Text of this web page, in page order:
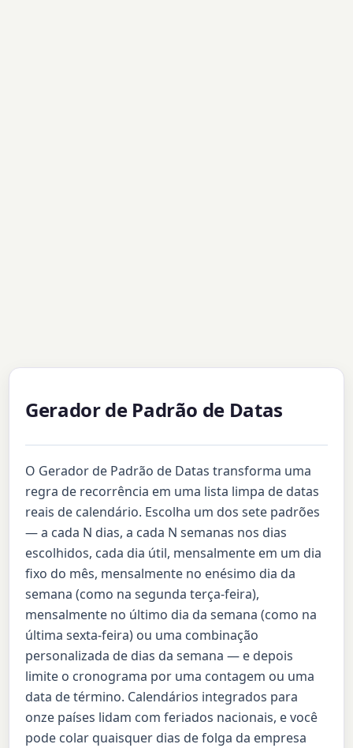
Gerador de Padrão de Datas
O Gerador de Padrão de Datas transforma uma
regra de recorrência em uma lista limpa de datas
reais de calendário. Escolha um dos sete padrões
— a cada N dias, a cada N semanas nos dias
escolhidos, cada dia útil, mensalmente em um dia
fixo do mês, mensalmente no enésimo dia da
semana (como na segunda terça-feira),
mensalmente no último dia da semana (como na
última sexta-feira) ou uma combinação
personalizada de dias da semana — e depois
limite o cronograma por uma contagem ou uma
data de término. Calendários integrados para
onze países lidam com feriados nacionais, e você
pode colar quaisquer dias de folga da empresa